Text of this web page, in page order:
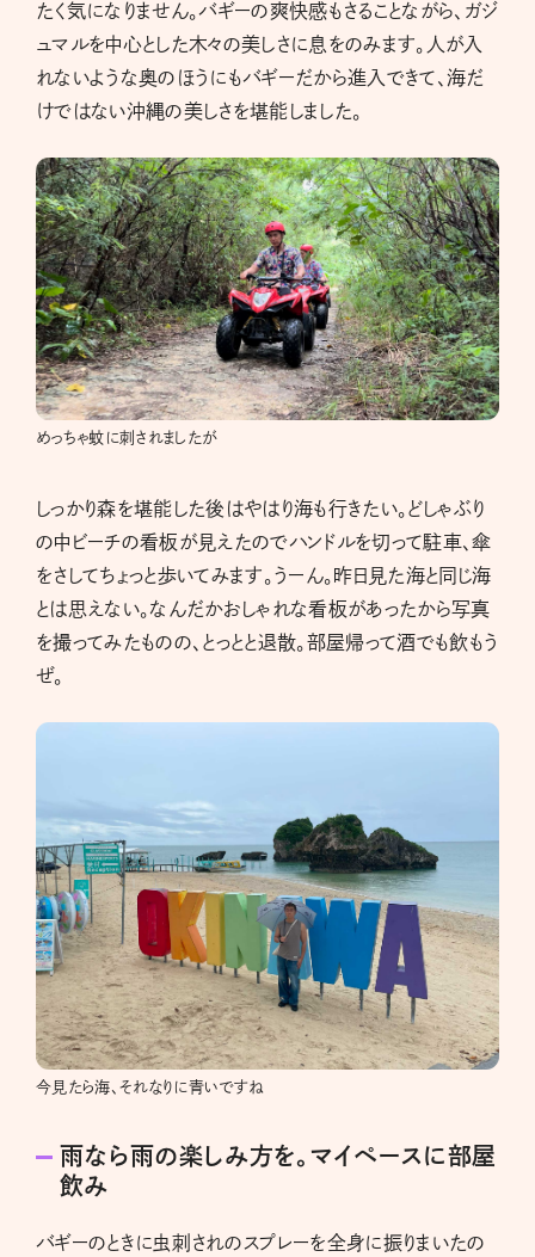
たく気になりません。バギーの爽快感もさることながら、ガジ
ュマルを中心とした木々の美しさに息をのみます。人が入
れないような奥のほうにもバギーだから進入できて、海だ
けではない沖縄の美しさを堪能しました。
めっちゃ蚊に刺されましたが
しっかり森を堪能した後はやはり海も行きたい。どしゃぶり
の中ビーチの看板が見えたのでハンドルを切って駐車、傘
をさしてちょっと歩いてみます。うーん。昨日見た海と同じ海
とは思えない。なんだかおしゃれな看板があったから写真
を撮ってみたものの、とっとと退散。部屋帰って酒でも飲もう
ぜ。
今見たら海、それなりに青いですね
雨なら雨の楽しみ方を。マイペースに部屋
飲み
バギーのときに虫刺されのスプレーを全身に振りまいたの